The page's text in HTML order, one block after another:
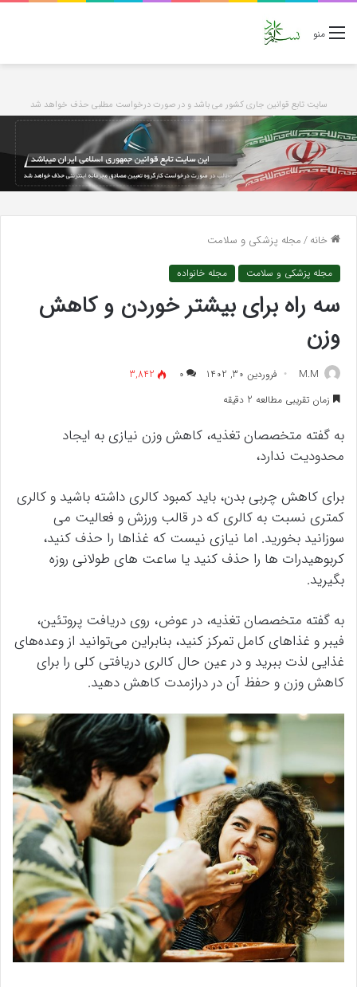
منو
سایت تابع قوانین جاری کشور می باشد و در صورت درخواست مطلبی حذف خواهد شد
خانه/مجله پزشکی و سلامت
مجله پزشکی و سلامت مجله خانواده
سه راه برای بیشتر خوردن و کاهش
وزن
M.M فروردین 30, 1402 ۰
3,842
زمان تقریبی مطالعه 2 دقیقه
به گفته متخصصان تغذیه، کاهش وزن نیازی به ایجاد
محدودیت ندارد،
برای کاهش چربی بدن، باید کمبود کالری داشته باشید و کالری
کمتری نسبت به کالری که در قالب ورزش و فعالیت می
سوزانید بخورید. اما نیازی نیست که غذاها را حذف کنید،
کربوهیدرات ها را حذف کنید یا ساعت های طولانی روزه
بگیرید.
به گفته متخصصان تغذیه، در عوض، روی دریافت پروتئین،
فیبر و غذاهای کامل تمرکز کنید، بنابراین می‌توانید از وعده‌های
غذایی لذت ببرید و در عین حال کالری دریافتی کلی را برای
کاهش وزن و حفظ آن در درازمدت کاهش دهید.